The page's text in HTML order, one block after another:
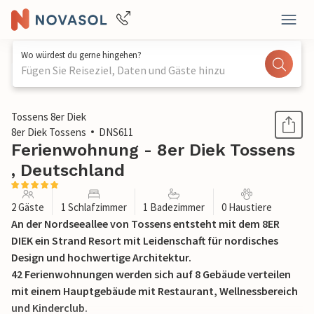
Wo würdest du gerne hingehen?
Fügen Sie Reiseziel, Daten und Gäste hinzu
1 / 21
Tossens 8er Diek
8er Diek Tossens
DNS611
Ferienwohnung - 8er Diek Tossens
, Deutschland
2 Gäste 1 Schlafzimmer 1 Badezimmer 0 Haustiere
An der Nordseeallee von Tossens entsteht mit dem 8ER
DIEK ein Strand Resort mit Leidenschaft für nordisches
Design und hochwertige Architektur.
42 Ferienwohnungen werden sich auf 8 Gebäude verteilen
mit einem Hauptgebäude mit Restaurant, Wellnessbereich
und Kinderclub.